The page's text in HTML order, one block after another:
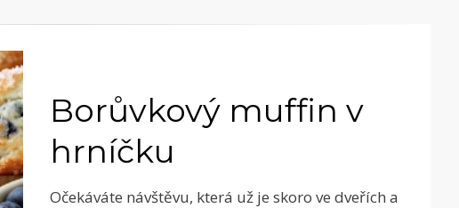
Borůvkový muffin v
hrníčku
Očekáváte návštěvu, která už je skoro ve dveřích a